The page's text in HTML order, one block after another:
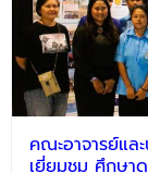
คณะอาจารย์แล
เยี่ยมชม ศึกษา